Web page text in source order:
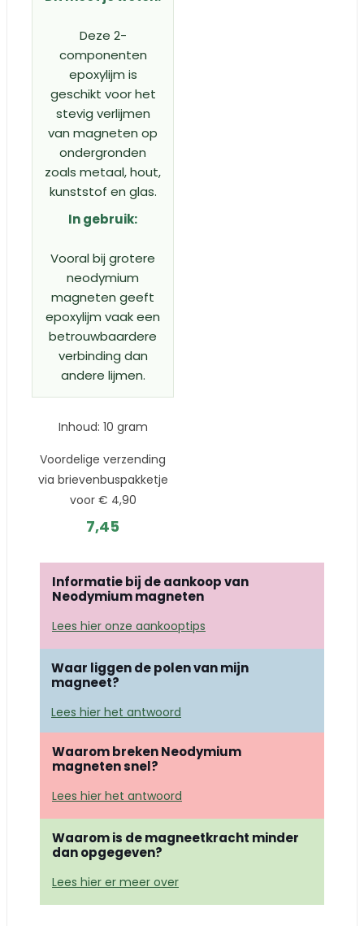
Deze 2-
componenten
epoxylijm is
geschikt voor het
stevig verlijmen
van magneten op
ondergronden
zoals metaal, hout,
kunststof en glas.
In gebruik:
Vooral bij grotere
neodymium
magneten geeft
epoxylijm vaak een
betrouwbaardere
verbinding dan
andere lijmen.
Inhoud: 10 gram
Voordelige verzending
via brievenbuspakketje
voor € 4,90
7,45
Informatie bij de aankoop van
Neodymium magneten
Lees hier onze aankooptips
Waar liggen de polen van mijn
magneet?
Lees hier het antwoord
Waarom breken Neodymium
magneten snel?
Lees hier het antwoord
Waarom is de magneetkracht minder
dan opgegeven?
Lees hier er meer over